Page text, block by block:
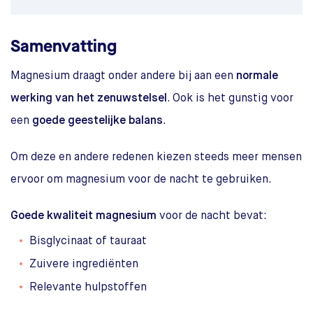
Samenvatting
Magnesium draagt onder andere bij aan een normale
werking van het zenuwstelsel. Ook is het gunstig voor
een goede geestelijke balans.
Om deze en andere redenen kiezen steeds meer mensen
ervoor om magnesium voor de nacht te gebruiken.
Goede kwaliteit magnesium voor de nacht bevat:
Bisglycinaat of tauraat
Zuivere ingrediënten
Relevante hulpstoffen